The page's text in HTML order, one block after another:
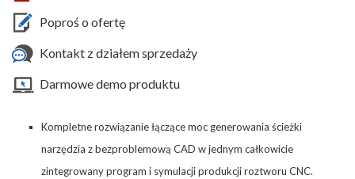
Poproś o ofertę
Kontakt z działem sprzedaży
Darmowe demo produktu
Kompletne rozwiązanie łączące moc generowania ścieżki
narzędzia z bezproblemową CAD w jednym całkowicie
zintegrowany program i symulacji produkcji roztworu CNC.